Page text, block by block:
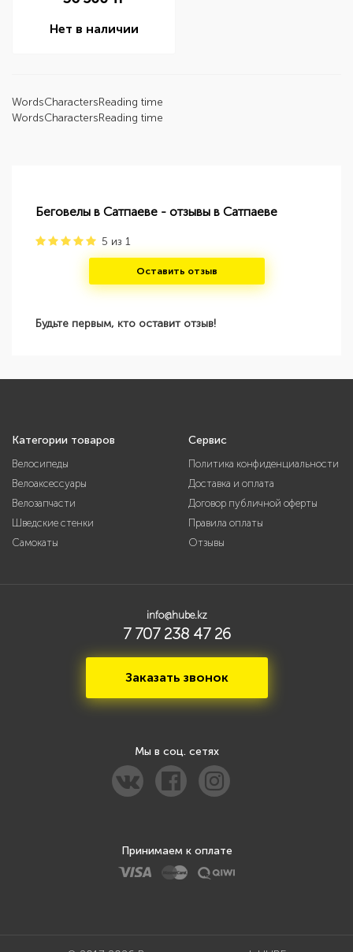
Нет в наличии
WordsCharactersReading time
WordsCharactersReading time
Беговелы в Сатпаеве - отзывы в Сатпаеве
5 из 1
Оставить отзыв
Будьте первым, кто оставит отзыв!
Категории товаров
Велосипеды
Велоаксессуары
Велозапчасти
Шведские стенки
Самокаты
Сервис
Политика конфиденциальности
Доставка и оплата
Договор публичной оферты
Правила оплаты
Отзывы
info@hube.kz
7 707 238 47 26
Заказать звонок
Мы в соц. сетях
Принимаем к оплате